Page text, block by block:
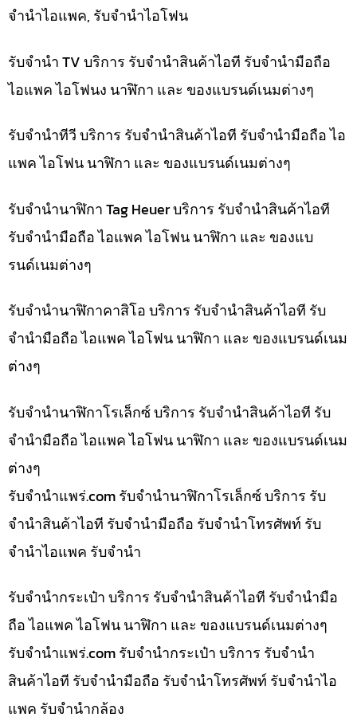
จำนำไอแพค, รับจำนำไอโฟน
รับจำนำ TV บริการ รับจำนำสินค้าไอที รับจำนำมือถือ
ไอแพค ไอโฟนง นาฬิกา และ ของแบรนด์เนมต่างๆ
รับจำนำทีวี บริการ รับจำนำสินค้าไอที รับจำนำมือถือ ไอ
แพค ไอโฟน นาฬิกา และ ของแบรนด์เนมต่างๆ
รับจำนำนาฬิกา Tag Heuer บริการ รับจำนำสินค้าไอที
รับจำนำมือถือ ไอแพค ไอโฟน นาฬิกา และ ของแบ
รนด์เนมต่างๆ
รับจำนำนาฬิกาคาสิโอ บริการ รับจำนำสินค้าไอที รับ
จำนำมือถือ ไอแพค ไอโฟน นาฬิกา และ ของแบรนด์เนม
ต่างๆ
รับจำนำนาฬิกาโรเล็กซ์ บริการ รับจำนำสินค้าไอที รับ
จำนำมือถือ ไอแพค ไอโฟน นาฬิกา และ ของแบรนด์เนม
ต่างๆ
รับจํานําแพร่.com รับจำนำนาฬิกาโรเล็กซ์ บริการ รับ
จำนำสินค้าไอที รับจำนำมือถือ รับจำนำโทรศัพท์ รับ
จำนำไอแพค รับจำนำ
รับจำนำกระเป๋า บริการ รับจำนำสินค้าไอที รับจำนำมือ
ถือ ไอแพค ไอโฟน นาฬิกา และ ของแบรนด์เนมต่างๆ
รับจํานําแพร่.com รับจำนำกระเป๋า บริการ รับจำนำ
สินค้าไอที รับจำนำมือถือ รับจำนำโทรศัพท์ รับจำนำไอ
แพค รับจำนำกล้อง